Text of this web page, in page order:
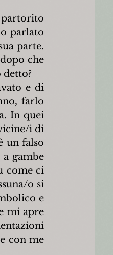
partorito
parlato
parte.
che
e di
farlo
In quei
i di
un falso
gambe
come ci
o si
e
mi apre
con me